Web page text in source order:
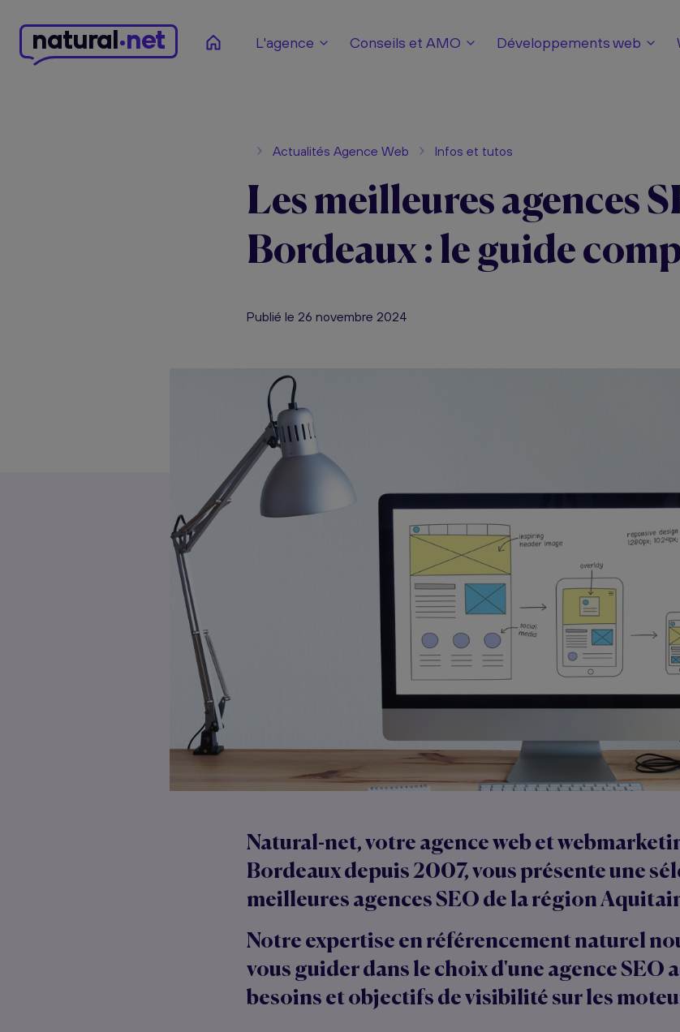
natural net L'agence Conseils et AMO Développements web
Actualités Agence Web Infos et tutos
Les meilleures agences
Bordeaux : le guide
Publié le 26 novembre 2024
Natural-net, votre agence webet
Bordeauxdepuis 2007, vous présente une
meilleures agences SEO de la région
Notre expertise en référencement naturel
vous guider dans le choix d'une agence SEO
besoins et objectifs de visibilité sur les